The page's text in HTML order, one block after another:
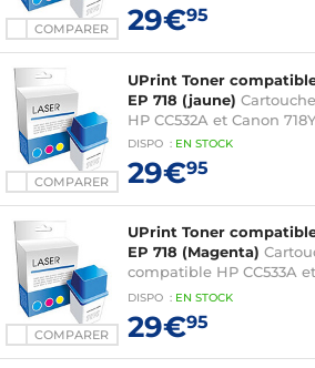
COMPARER 29€95
COMPARER
UPrint Toner
EP 718 (jaune)
HP CC532A et Canon
DISPO : EN STOCK
29€95
COMPARER
UPrint Toner
EP 718 (Magenta)
compatible HP CC533A
pages à 5%)
DISPO : EN STOCK
29€95